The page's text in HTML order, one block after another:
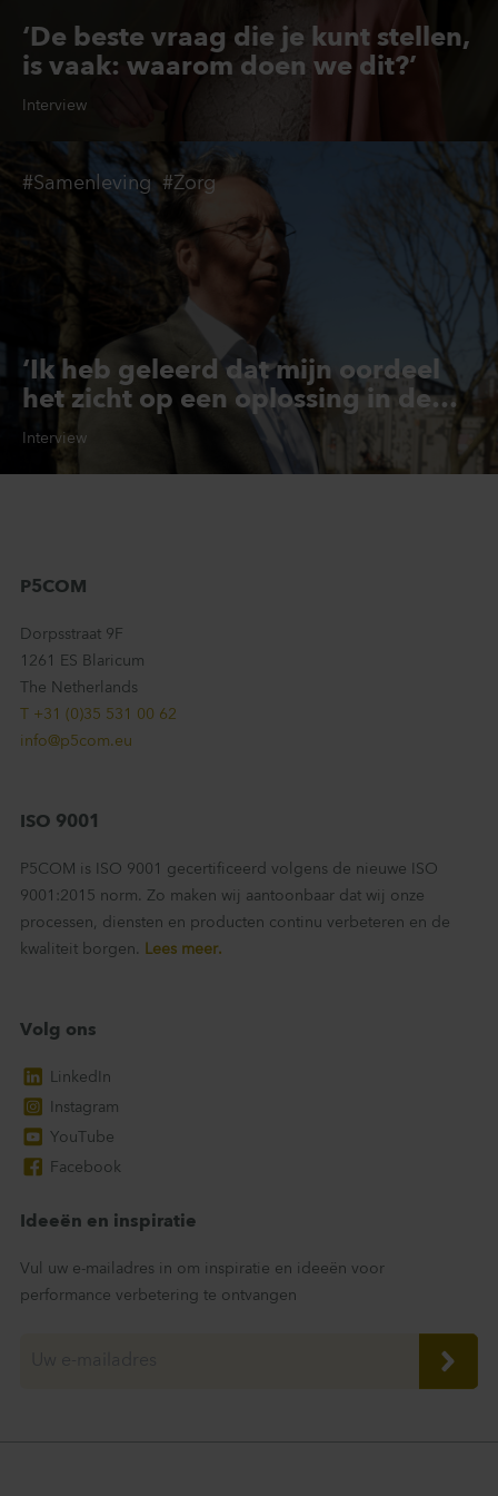
‘De beste vraag die je kunt stellen,
is vaak: waarom doen we dit?’
Interview
‘Ik heb geleerd dat mijn oordeel
het zicht op een oplossing in de
weg kan staan’
Interview
#Samenleving #Zorg
P5COM
Dorpsstraat 9F
1261 ES Blaricum
The Netherlands
T +31 (0)35 531 00 62
info@p5com.eu
ISO 9001
P5COM is ISO 9001 gecertificeerd volgens de nieuwe ISO
9001:2015 norm. Zo maken wij aantoonbaar dat wij onze
processen, diensten en producten continu verbeteren en de
kwaliteit borgen.
Lees meer.
Volg ons
LinkedIn
Instagram
YouTube
Facebook
Ideeën en inspiratie
Vul uw e-mailadres in om inspiratie en ideeën voor
performance verbetering te ontvangen